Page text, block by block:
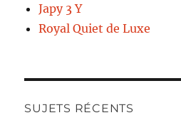
Japy 3 Y
Royal Quiet de Luxe
SUJETS RÉCENTS